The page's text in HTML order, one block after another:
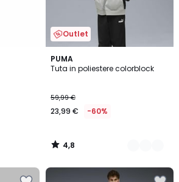
Outlet
PUMA
Tuta in poliestere colorblock
59,99 €
23,99 € -60%
4,8
/ 5
2
Colori
4,8
/